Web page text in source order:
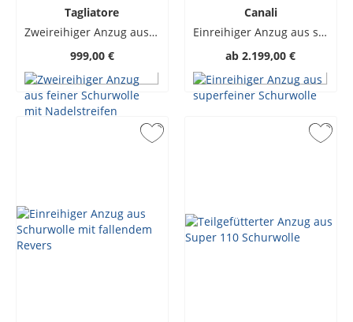
Tagliatore
Zweireihiger Anzug aus feiner Schurwolle mit Nadelstreifen
999,00 €
Canali
Einreihiger Anzug aus superfeiner Schurwolle
ab 2.199,00 €